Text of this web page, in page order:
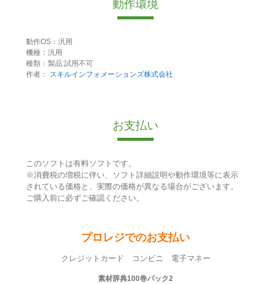
動作環境
動作OS：汎用
機種：汎用
種類：製品:試用不可
作者：
スキルインフォメーションズ株式会社
お支払い
このソフトは有料ソフトです。
※消費税の増税に伴い、ソフト詳細説明や動作環境等に表示
されている価格と、実際の価格が異なる場合がございます。
ご購入前に必ずご確認ください。
プロレジでのお支払い
クレジットカード コンビニ 電子マネー
素材辞典100巻パック2